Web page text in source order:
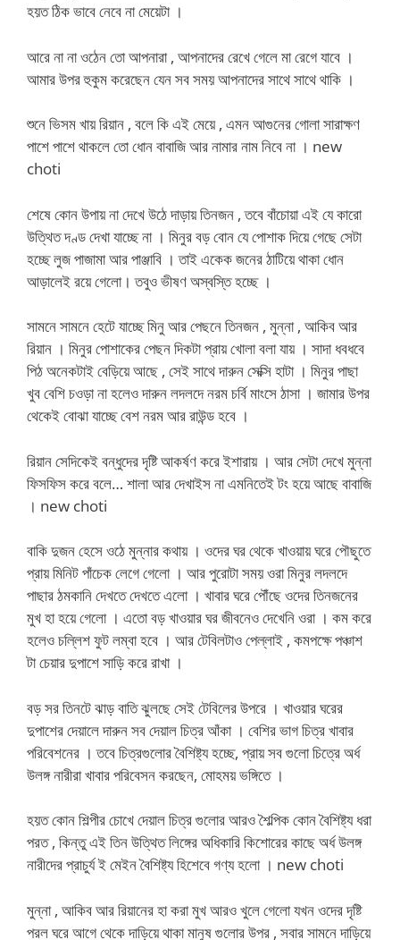
হয়ত ঠিক ভাবে নেবে না মেয়েটা ।
আরে না না ওঠেন তো আপনারা , আপনাদের রেখে গেলে মা রেগে যাবে ।
আমার উপর হুকুম করেছেন যেন সব সময় আপনাদের সাথে সাথে থাকি ।
শুনে ভিসম খায় রিয়ান , বলে কি এই মেয়ে , এমন আগুনের গোলা সারাক্ষণ
পাশে পাশে থাকলে তো ধোন বাবাজি আর নামার নাম নিবে না । new
choti
শেষে কোন উপায় না দেখে উঠে দাড়ায় তিনজন , তবে বাঁচোয়া এই যে কারো
উত্থিত দণ্ড দেখা যাচ্ছে না । মিনুর বড় বোন যে পোশাক দিয়ে গেছে সেটা
হচ্ছে লুজ পাজামা আর পাঞ্জাবি । তাই একেক জনের ঠাটিয়ে থাকা ধোন
আড়ালেই রয়ে গেলো। তবুও ভীষণ অস্বস্তি হচ্ছে ।
সামনে সামনে হেটে যাচ্ছে মিনু আর পেছনে তিনজন , মুন্না , আকিব আর
রিয়ান । মিনুর পোশাকের পেছন দিকটা প্রায় খোলা বলা যায় । সাদা ধবধবে
পিঠ অনেকটাই বেড়িয়ে আছে , সেই সাথে দারুন সেক্সি হাটা । মিনুর পাছা
খুব বেশি চওড়া না হলেও দারুন লদলদে নরম চর্বি মাংসে ঠাসা । জামার উপর
থেকেই বোঝা যাচ্ছে বেশ নরম আর রাউন্ড হবে ।
রিয়ান সেদিকেই বন্ধুদের দৃষ্টি আকর্ষণ করে ইশারায় । আর সেটা দেখে মুন্না
ফিসফিস করে বলে… শালা আর দেখাইস না এমনিতেই টং হয়ে আছে বাবাজি
। new choti
বাকি দুজন হেসে ওঠে মুন্নার কথায় । ওদের ঘর থেকে খাওয়ায় ঘরে পৌছুতে
প্রায় মিনিট পাঁচেক লেগে গেলো । আর পুরোটা সময় ওরা মিনুর লদলদে
পাছার ঠমকানি দেখতে দেখতে এলো । খাবার ঘরে পৌঁছে ওদের তিনজনের
মুখ হা হয়ে গেলো । এতো বড় খাওয়ার ঘর জীবনেও দেখেনি ওরা । কম করে
হলেও চল্লিশ ফুট লম্বা হবে । আর টেবিলটাও পেল্লাই , কমপক্ষে পঞ্চাশ
টা চেয়ার দুপাশে সাড়ি করে রাখা ।
বড় সর তিনটে ঝাড় বাতি ঝুলছে সেই টেবিলের উপরে । খাওয়ার ঘরের
দুপাশের দেয়ালে দারুন সব দেয়াল চিত্র আঁকা । বেশির ভাগ চিত্র খাবার
পরিবেশনের । তবে চিত্রগুলোর বৈশিষ্ট্য হচ্ছে, প্রায় সব গুলো চিত্রে অর্ধ
উলঙ্গ নারীরা খাবার পরিবেসন করছেন, মোহময় ভঙ্গিতে ।
হয়ত কোন শিল্পীর চোখে দেয়াল চিত্র গুলোর আরও শৈল্পিক কোন বৈশিষ্ট্য ধরা
পরত , কিন্তু এই তিন উত্থিত লিঙ্গের অধিকারি কিশোরের কাছে অর্ধ উলঙ্গ
নারীদের প্রাচুর্য ই মেইন বৈশিষ্ট্য হিশেবে গণ্য হলো । new choti
মুন্না , আকিব আর রিয়ানের হা করা মুখ আরও খুলে গেলো যখন ওদের দৃষ্টি
পরল ঘরে আগে থেকে দাড়িয়ে থাকা মানুষ গুলোর উপর , সবার সামনে দাড়িয়ে